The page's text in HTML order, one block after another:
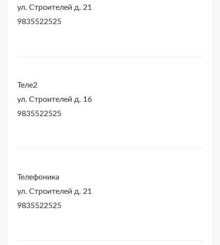
ул. Строителей д. 21
9835522525
Теле2
ул. Строителей д. 16
9835522525
Телефоника
ул. Строителей д. 21
9835522525